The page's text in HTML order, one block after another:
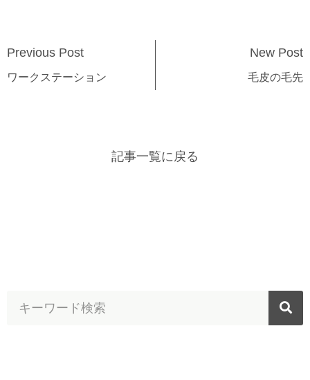
Previous Post
ワークステーション
New Post
毛皮の毛先
記事一覧に戻る